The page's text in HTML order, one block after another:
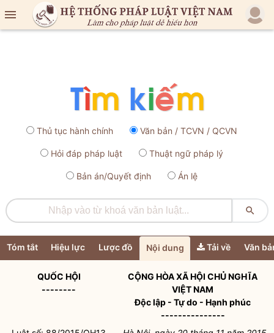

Thủ tục hành chính Văn bản / TCVN / QCVN
Hỏi đáp pháp luật Thuật ngữ pháp lý
Bản án/Quyết định Án lệ

Tóm tắt Hiệu lực Lược đồ Nội dung Tải về Văn
QUỐC HỘI
--------
CỘNG HÒA XÃ HỘI CHỦ NGHĨA
VIỆT NAM
Độc lập - Tự do - Hạnh phúc
---------------